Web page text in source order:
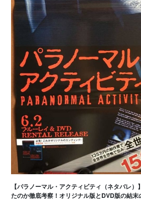
【パラノーマル・アクティビティ（ネタバレ
たのか徹底考察！オリジナル版とDVD版の結末